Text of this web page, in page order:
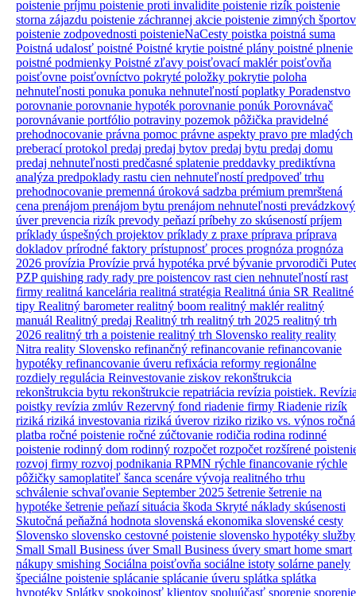
poistenie príjmu poistenie proti invalidite poistenie rizík poistenie
storna zájazdu poistenie záchrannej akcie poistenie zimných športov
poistenie zodpovednosti poistenieNaCesty poistka poistná suma
Poistná udalosť poistné Poistné krytie poistné plány poistné plnenie
poistné podmienky Poistné zľavy poisťovací maklérpoisťovňa
poisťovne poisťovníctvo pokryté položky pokrytie poloha
nehnuteľnosti ponuka ponuka nehnuteľnostípoplatky Poradenstvo
porovnanie porovnanie hypoték porovnanie ponúk Porovnávač
porovnávanie portfólio potraviny pozemok pôžička pravidelné
prehodnocovanie právna pomoc právne aspekty pravo pre mladých
preberací protokol predaj predaj bytov predaj bytu predaj domu
predaj nehnuteľnosti predčasné splatenie preddavky prediktívna
analýza predpoklady rastu cien nehnuteľnostípredpoveď trhu
prehodnocovanie premenná úroková sadzba prémium premrštená
cena prenájom prenájom bytu prenájom nehnuteľnosti prevádzkový
úverprevencia rizík prevody peňazípríbehy zo skúsenostípríjem
príklady úspešných projektov príklady z praxe príprava príprava
dokladov prírodné faktory prístupnosť proces prognóza prognóza
2026 provízia Provízie prvá hypotéka prvé bývanie prvorodiči
PZPquishing rady rady pre poistencov rast cien nehnuteľnostírast
firmy realitná kancelária realitná stratégia Realitná únia SR Realitné
tipy Realitný barometerrealitný boom realitný maklérrealitný
manuál Realitný predaj Realitný trh realitný trh 2025 realitný trh
2026 realitný trh a poistenie realitný trh Slovensko reality reality
Nitra reality Slovensko refinančný refinancovanie refinancovanie
hypotéky refinancovanie úveru refixácia reformy regionálne
rozdiely regulácia Reinvestovanie ziskov rekonštrukcia
rekonštrukcia bytu rekonštrukcie repatriácia revízia poistiek.
poistky revízia zmlúv Rezervný fond riadenie firmy Riadenie rizík
riziká riziká investovania riziká úverov riziko riziko vs. výnos ročná
platba ročné poistenie ročné zúčtovanie rodičia rodina rodinné
poistenie rodinný dom rodinný rozpočet rozpočet rozšírené
rozvoj firmy rozvoj podnikania RPMN rýchle financovanie rýchle
pôžičky samoplatiteľ šanca scenáre vývoja realitného trhu
schválenie schvaľovanie September 2025 šetrenie šetrenie na
hypotéke šetrenie peňazísituácia škoda Skryté náklady skúsenosti
Skutočná peňažná hodnota slovenská ekonomika slovenské cesty
Slovensko slovensko cestovné poistenie slovensko hypotéky služby
Small Small Business úver Small Business úvery smart home smart
nákupy smishing Sociálna poisťovňa sociálne istoty solárne panely
špeciálne poistenie splácanie splácanie úveru splátka splátka
hypotéky Splátky spokojnosť klientov spoluúčasť sporenie sporenie